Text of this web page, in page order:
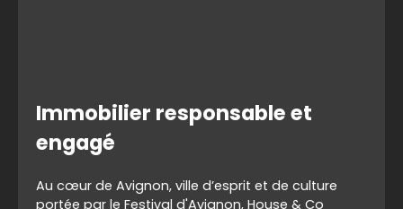
Immobilier responsable et
engagé
Au cœur de Avignon, ville d’esprit et de culture
portée par le Festival d'Avignon, House & Co